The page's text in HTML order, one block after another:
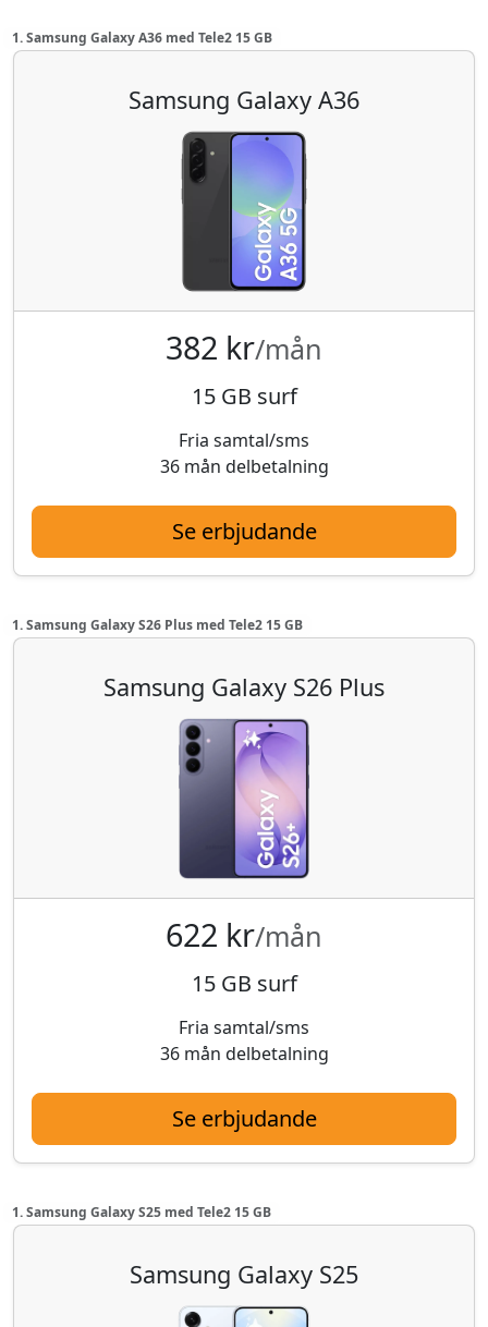
1. Samsung Galaxy A36 med Tele2 15 GB
Samsung Galaxy A36
382 kr/mån
15 GB surf
Fria samtal/sms
36 mån delbetalning
Se erbjudande
1. Samsung Galaxy S26 Plus med Tele2 15 GB
Samsung Galaxy S26 Plus
622 kr/mån
15 GB surf
Fria samtal/sms
36 mån delbetalning
Se erbjudande
1. Samsung Galaxy S25 med Tele2 15 GB
Samsung Galaxy S25